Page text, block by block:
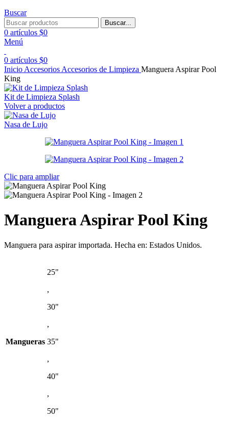
Buscar
Buscar...
0 artículos $0
Menú
0 artículos $0
Inicio Accesorios Accesorios de Limpieza Manguera Aspirar Pool
King
Kit de Limpieza Splash
Volver a productos
Nasa de Lujo
Clic para ampliar
Manguera Aspirar Pool King
Manguera para aspirar importada. Hecha en: Estados Unidos.
Mangueras
25"
,
30"
,
35"
,
40"
,
50"